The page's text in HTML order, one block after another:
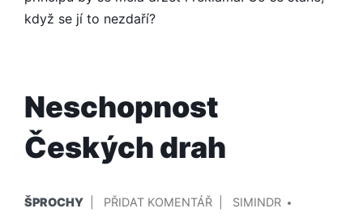
ČOKOLÁDY
když se jí to nezdaří?
Neschopnost
Českých drah
V
ŠPROCHY PŘIDAT KOMENTÁŘNA
SIMINDR